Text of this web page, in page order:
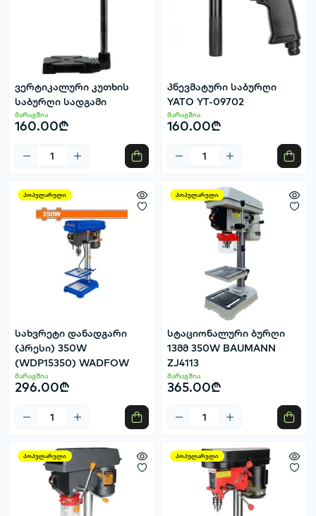
ვერტიკალური კუთხის
საბურღი სადგამი
მარაგშია
160.00₾
პნევმატური საბურღი
YATO YT-09702
მარაგშია
160.00₾
პოპულარული
სახვრეტი დანადგარი
(პრესი) 350W
(WDP15350) WADFOW
მარაგშია
296.00₾
პოპულარული
სტაციონალური ბურღი
13მმ 350W BAUMANN
ZJ4113
მარაგშია
365.00₾
პოპულარული პოპულარული